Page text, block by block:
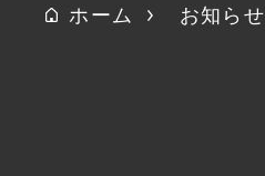
ホーム お知らせ